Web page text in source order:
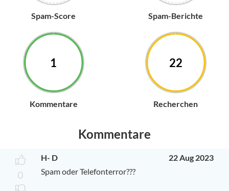
Spam-Score Spam-Berichte
1
Kommentare
22
Recherchen
Kommentare
0
H- D
22 Aug 2023
Spam oder Telefonterror???